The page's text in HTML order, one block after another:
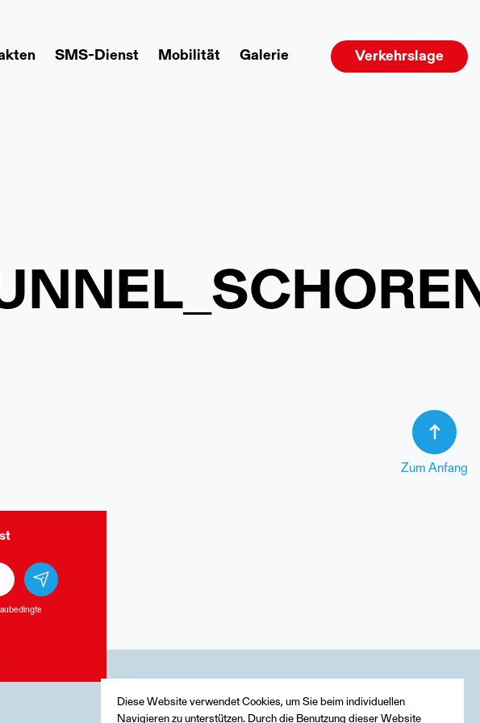
SMS-Dienst Mobilität Galerie Verkehrslage
Zum Anfang
Diese Website verwendet Cookies, um Sie beim individuellen
Navigieren zu unterstützen. Durch die Benutzung dieser Website